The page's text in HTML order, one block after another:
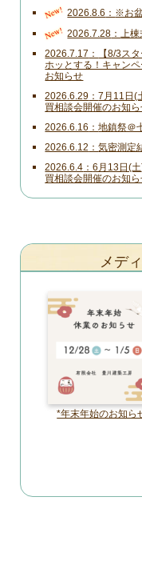
New! 2026.8.6 ※お
New! 2026.7.28 上
2026.7.17
【8/3ス
ホッとする！キャン
お知らせ
2026.6.29
7月11日(
買相談会開催のお知ら
2026.6.16 地鎮祭＠
2026.6.12 気密測定
2026.6.4
6月13日(
買相談会開催のお知ら
メデ
*年末年始のお知ら